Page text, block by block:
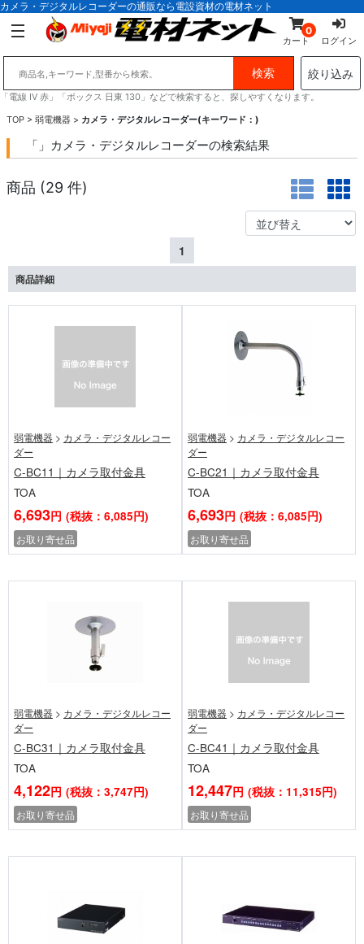
カメラ・デジタルレコーダーの通販なら電設資材の電材ネット
0
カート ログイン
絞り込み
「電線 IV 赤」「ボックス 日東 130」などで検索すると、探しやすくなります。
TOP > 弱電機器 > カメラ・デジタルレコーダー(キーワード：)
「」カメラ・デジタルレコーダーの検索結果
商品 (29 件)
1
商品詳細
弱電機器 > カメラ・デジタルレコー
ダー
C-BC11｜カメラ取付金具
TOA
6,693円 (税抜：6,085円)
お取り寄せ品
弱電機器 > カメラ・デジタルレコー
ダー
C-BC21｜カメラ取付金具
TOA
6,693円 (税抜：6,085円)
お取り寄せ品
弱電機器 > カメラ・デジタルレコー
ダー
C-BC31｜カメラ取付金具
TOA
4,122円 (税抜：3,747円)
お取り寄せ品
弱電機器 > カメラ・デジタルレコー
ダー
C-BC41｜カメラ取付金具
TOA
12,447円 (税抜：11,315円)
お取り寄せ品